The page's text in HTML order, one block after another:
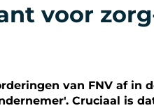
voor
van FNV af in
Cruciaal is